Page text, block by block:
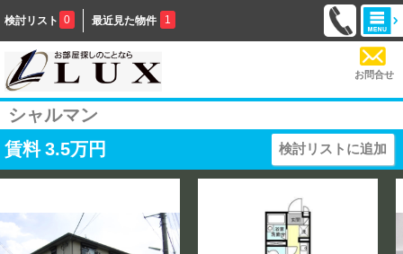
検討リスト 0 最近見た物件 1
お問合せ
シャルマン
賃料 3.5万円 検討リストに追加